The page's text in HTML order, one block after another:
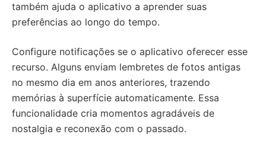
também ajuda o aplicativo a aprender suas
preferências ao longo do tempo.
Configure notificações se o aplicativo oferecer esse
recurso. Alguns enviam lembretes de fotos antigas
no mesmo dia em anos anteriores, trazendo
memórias à superfície automaticamente. Essa
funcionalidade cria momentos agradáveis de
nostalgia e reconexão com o passado.